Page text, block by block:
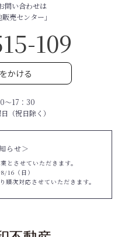
問い合わせは
売センター」
109
かける
～17：30
（祝日除く）
らせ＞
とさせていただきます。
16（日）
次対応させていただきます。